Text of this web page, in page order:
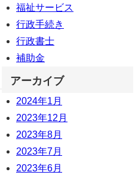
福祉サービス
行政手続き
行政書士
補助金
アーカイブ
2024年1月
2023年12月
2023年8月
2023年7月
2023年6月